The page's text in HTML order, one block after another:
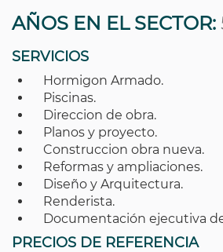
AÑOS EN EL SECTOR:
SERVICIOS
Hormigon Armado.
Piscinas.
Direccion de obra.
Planos y proyecto.
Construccion obra nueva.
Reformas y ampliaciones.
Diseño y Arquitectura.
Renderista.
Documentación ejecutiva
PRECIOS DE REFERENCIA